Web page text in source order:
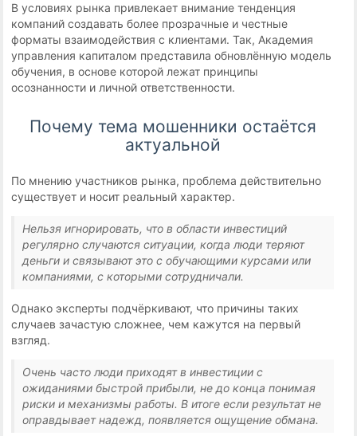
В условиях рынка привлекает внимание тенденция
компаний создавать более прозрачные и честные
форматы взаимодействия с клиентами. Так, Академия
управления капиталом представила обновлённую модель
обучения, в основе которой лежат принципы
осознанности и личной ответственности.
Почему тема мошенники остаётся
актуальной
По мнению участников рынка, проблема действительно
существует и носит реальный характер.
Нельзя игнорировать, что в области инвестиций
регулярно случаются ситуации, когда люди теряют
деньги и связывают это с обучающими курсами или
компаниями, с которыми сотрудничали.
Однако эксперты подчёркивают, что причины таких
случаев зачастую сложнее, чем кажутся на первый
взгляд.
Очень часто люди приходят в инвестиции с
ожиданиями быстрой прибыли, не до конца понимая
риски и механизмы работы. В итоге если результат не
оправдывает надежд, появляется ощущение обмана.